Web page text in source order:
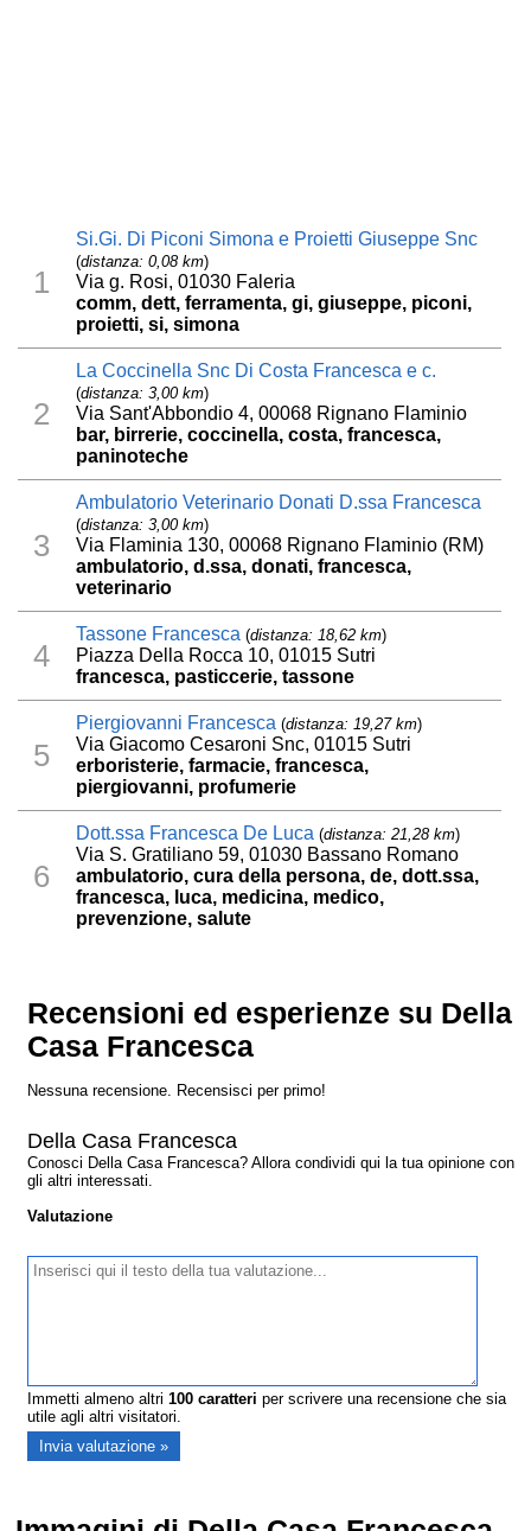
1
Si.Gi. Di Piconi Simona e Proietti Giuseppe Snc
(distanza: 0,08 km)
Via g. Rosi, 01030 Faleria
comm, dett, ferramenta, gi, giuseppe, piconi,
proietti, si, simona
2
La Coccinella Snc Di Costa Francesca e c.
(distanza: 3,00 km)
Via Sant'Abbondio 4, 00068 Rignano Flaminio
bar, birrerie, coccinella, costa, francesca,
paninoteche
3
Ambulatorio Veterinario Donati D.ssa Francesca
(distanza: 3,00 km)
Via Flaminia 130, 00068 Rignano Flaminio (RM)
ambulatorio, d.ssa, donati, francesca,
veterinario
4
Tassone Francesca (distanza: 18,62 km)
Piazza Della Rocca 10, 01015 Sutri
francesca, pasticcerie, tassone
5
Piergiovanni Francesca (distanza: 19,27 km)
Via Giacomo Cesaroni Snc, 01015 Sutri
erboristerie, farmacie, francesca,
piergiovanni, profumerie
6
Dott.ssa Francesca De Luca (distanza: 21,28 km)
Via S. Gratiliano 59, 01030 Bassano Romano
ambulatorio, cura della persona, de, dott.ssa,
francesca, luca, medicina, medico,
prevenzione, salute
Recensioni ed esperienze su Della
Casa Francesca
Nessuna recensione. Recensisci per primo!
Della Casa Francesca
Conosci Della Casa Francesca? Allora condividi qui la tua opinione con
gli altri interessati.
Valutazione
Immetti almeno altri100 caratteri per scrivere una recensione che sia
utile agli altri visitatori.